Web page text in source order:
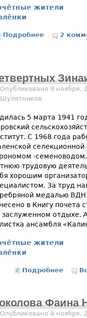
жители
Подробнее о Шумихина
2
Опубликовано 9 ноября,
Шулятников
5 марта 1941
С 1968 года
селекционной
-
трудовую
хорошим
За труд
медалью
в Книгу почета
заслуженном отдыхе.
ансамбля
жители
Подробнее о
Фаина
Опубликовано 8 ноября,